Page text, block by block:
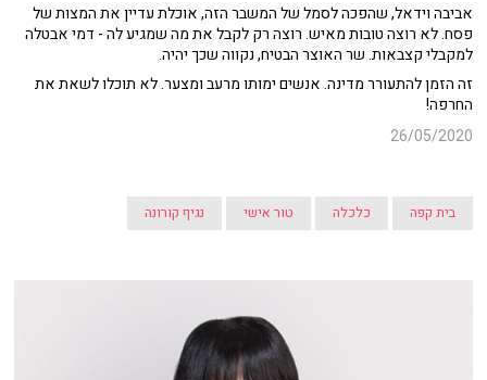
אביבה וידאל, שהפכה לסמל של המשבר הזה, אוכלת עדיין את המצות של
פסח. לא רוצה טובות מאיש. רוצה רק לקבל את מה שמגיע לה - דמי אבטלה
למקבלי קצבאות. שר האוצר הבטיח, נקווה שכך יהיה.
זה הזמן להתעורר מדינה. אנשים ימותו מרעב ומצער. לא תוכלו לשאת את
החרפה!
26/05/2020
בית קפה כלכלה טור אישי נגיף קורונה